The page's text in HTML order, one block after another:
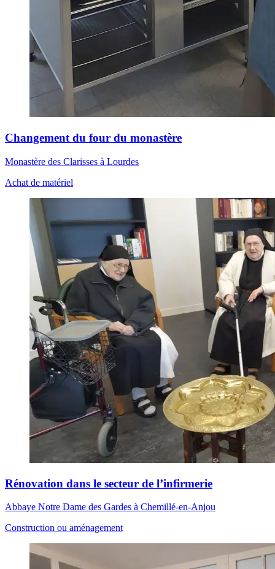
Changement du four du monastère
Monastère des Clarisses à Lourdes
Achat de matériel
Rénovation dans le secteur de l’infirmerie
Abbaye Notre Dame des Gardes à Chemillé-en-Anjou
Construction ou aménagement